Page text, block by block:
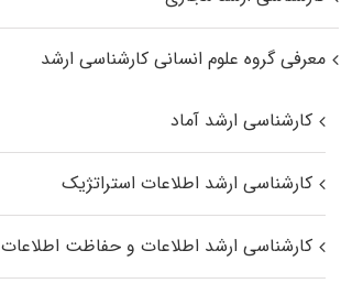
معرفی گروه علوم انسانی کارشناسی ارشد
کارشناسی ارشد آماد
کارشناسی ارشد اطلاعات استراتژیک
کارشناسی ارشد اطلاعات و حفاظت اطلاعات